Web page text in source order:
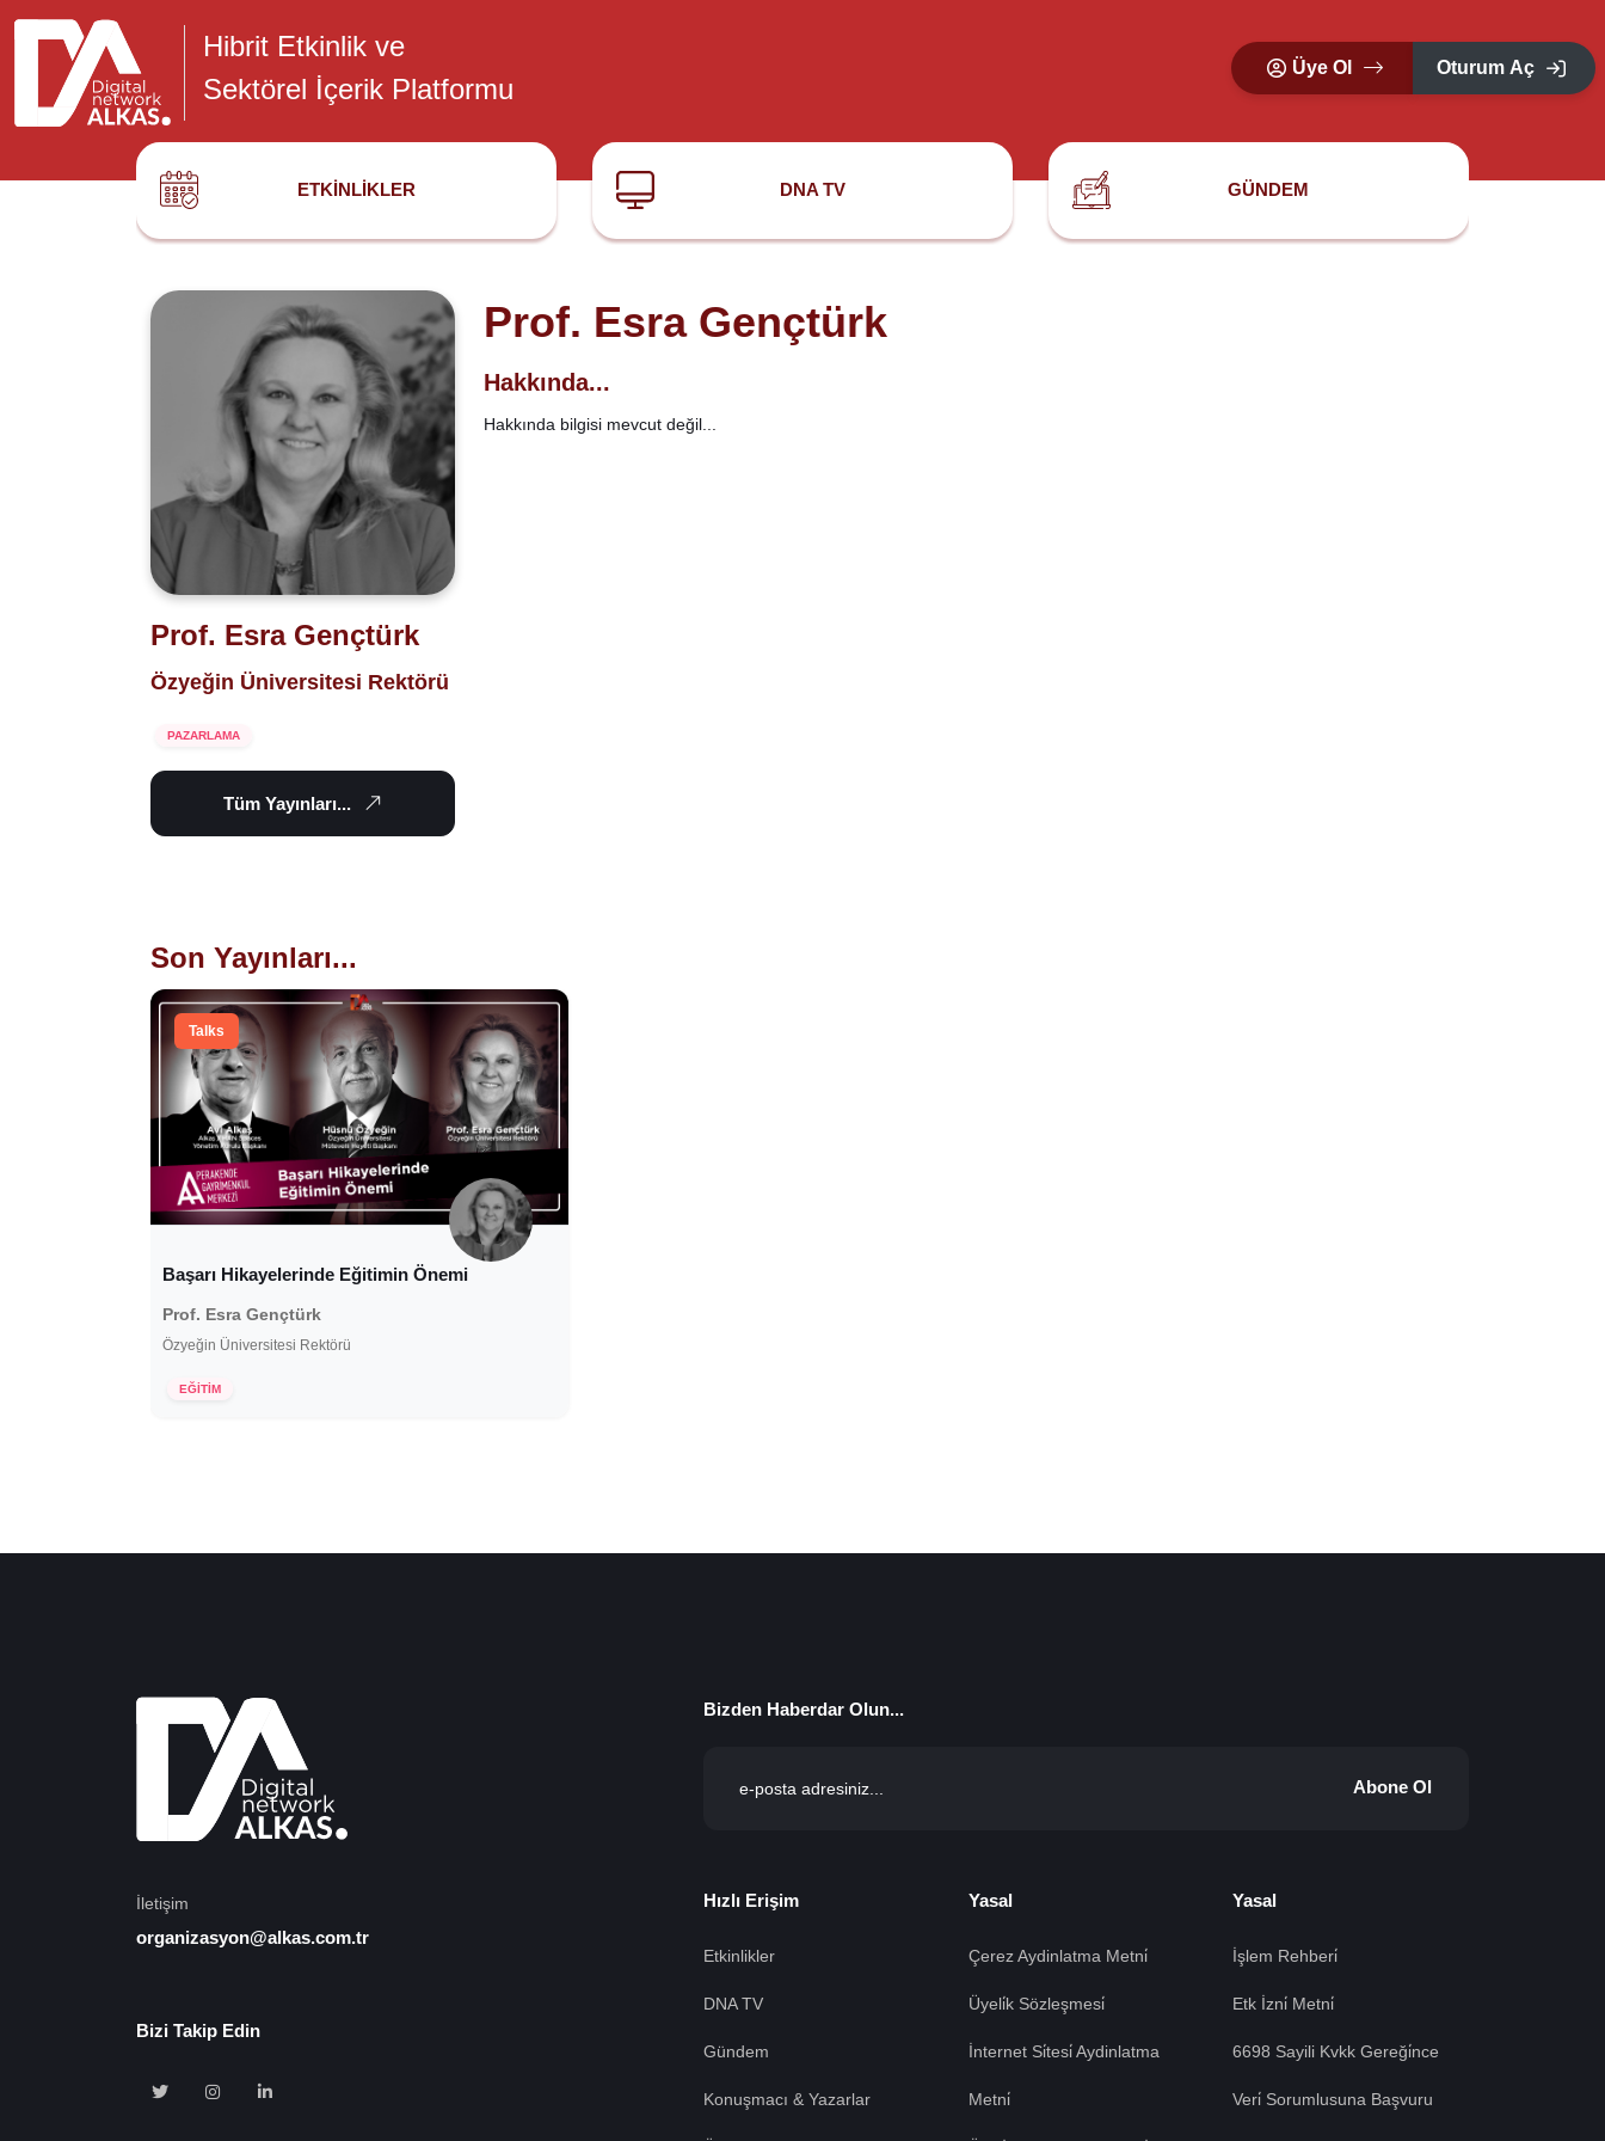
Hibrit Etkinlik ve
Sektörel İçerik Platformu
Üye Ol Oturum Aç
ETKINLIKLER DNA TV GÜNDEM
Prof. Esra Gençtürk
Özyeğin Üniversitesi Rektörü
PAZARLAMA
Tüm Yayınları...
Prof. Esra Gençtürk
Hakkında...
Hakkında bilgisi mevcut değil...
Son Yayınları...
Talks
Başarı Hikayelerinde Eğitimin Önemi
Prof. Esra Gençtürk
Özyeğin Üniversitesi Rektörü
EĞİTİM
İletişim
organizasyon@alkas.com.tr
Bizi Takip Edin
Bizden Haberdar Olun...
Abone Ol
Hızlı Erişim
Etkinlikler
DNA TV
Gündem
Konuşmacı & Yazarlar
Yasal
Çerez Aydinlatma Metni̇
Üyeli̇k Sözleşmesi̇
İnternet Si̇tesi̇ Aydinlatma
Metni̇
Yasal
İşlem Rehberi̇
Etk İzni̇ Metni̇
6698 Sayili Kvkk Gereği̇nce
Veri̇ Sorumlusuna Başvuru